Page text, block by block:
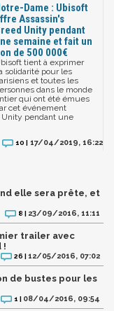
Dame : Ubisoft
Assassin's
Unity pendant
semaine et fait un
de 500 000€
tient à exprimer
solidarité pour les
et toutes les
dans le monde
qui ont été émues
cet événement
Unity pendant une
10 | 17/04/2019, 16:22
elle sera prête, et
8 | 23/09/2016, 11:11
trailer avec
!
26 |12/05/2016, 07:02
de bustes pour les
1 | 08/04/2016, 09:54